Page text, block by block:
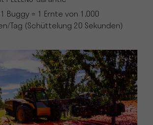
1 Buggy = 1 Ernte von 1.000
Tag (Schüttelung 20 Sekunden)